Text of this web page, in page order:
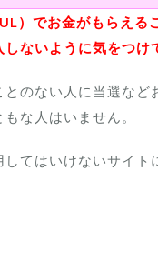
）でお金がもらえる
ないように気をつけ
のない人に当選など
な人はいません。
てはいけないサイト